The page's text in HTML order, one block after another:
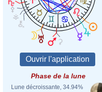
Phase de la lune
Lune décroissante, 34.94%